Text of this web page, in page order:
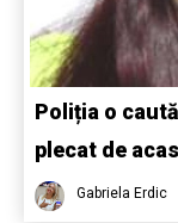
Poliția o
plecat de
Gabriela Erdic